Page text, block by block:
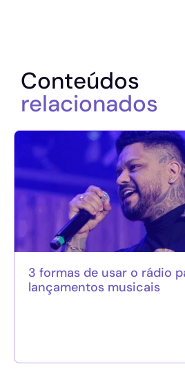
Conteúdos
relacionados
3 formas de usar o rádio
lançamentos musicais